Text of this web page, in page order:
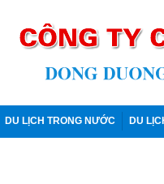
DU LỊCH TRONG NƯỚC DU